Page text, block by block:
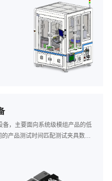
，主要面向系统级模组产品的低
产品测试时间匹配测试夹具数量
场景下极具竞争力的解决方案。